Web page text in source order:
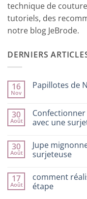
technique de
tutoriels, des
notre blog JeBrode.
DERNIERS
16
Nov
Papillotes de
Papillotes
de
Noël
réutilisables
30
Août
avec une
sur
Confectionner
des
facilement
avec
une
30
Août
Jupe
surjeteuse
sur
Jupe
mignonne
17
Août
comment
étape